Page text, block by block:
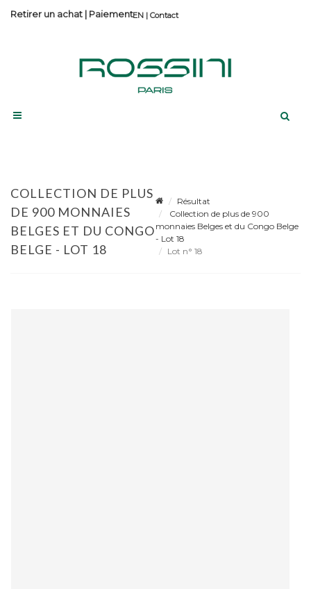
Contact
Retirer un achat | Paiement
COLLECTION DE PLUS
DE 900 MONNAIES
BELGES ET DU CONGO
BELGE - LOT 18
Résultat
Collection de plus de 900
monnaies Belges et du Congo Belge
- Lot 18
Lot n° 18